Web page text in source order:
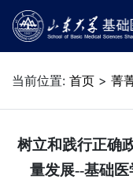
当前位置: 首页 > 菁
树立和践行正确
量发展--基础